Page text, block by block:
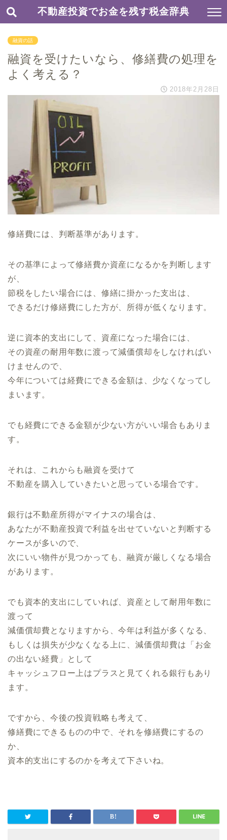
不動産投資でお金を残す税金辞典
融資の話
融資を受けたいなら、修繕費の処理を
よく考える？
2018年2月28日
修繕費には、判断基準があります。
その基準によって修繕費か資産になるかを判断します
が、
節税をしたい場合には、修繕に掛かった支出は、
できるだけ修繕費にした方が、所得が低くなります。
逆に資本的支出にして、資産になった場合には、
その資産の耐用年数に渡って減価償却をしなければい
けませんので、
今年については経費にできる金額は、少なくなってし
まいます。
でも経費にできる金額が少ない方がいい場合もありま
す。
それは、これからも融資を受けて
不動産を購入していきたいと思っている場合です。
銀行は不動産所得がマイナスの場合は、
あなたが不動産投資で利益を出せていないと判断する
ケースが多いので、
次にいい物件が見つかっても、融資が厳しくなる場合
があります。
でも資本的支出にしていれば、資産として耐用年数に
渡って
減価償却費となりますから、今年は利益が多くなる、
もしくは損失が少なくなる上に、減価償却費は「お金
の出ない経費」として
キャッシュフロー上はプラスと見てくれる銀行もあり
ます。
ですから、今後の投資戦略も考えて、
修繕費にできるものの中で、それを修繕費にするの
か、
資本的支出にするのかを考えて下さいね。